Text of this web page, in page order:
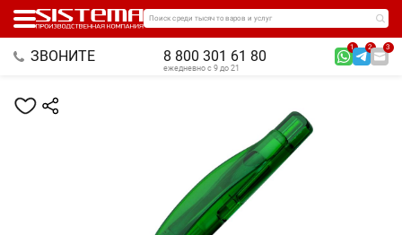
Поиск среди тысяч товаров и услуг
ЗВОНИТЕ 8 800 301 61 80
1 2 3
ежедневно с 9 до 21